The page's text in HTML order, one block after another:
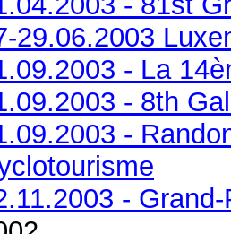
29.06.2003
- La
- 8th
-
-